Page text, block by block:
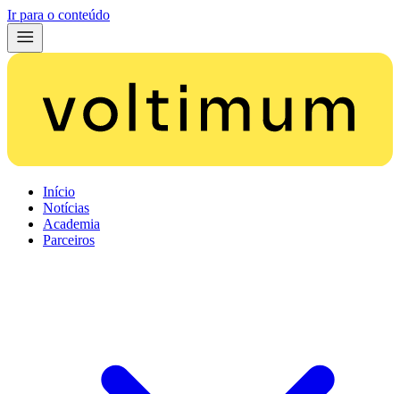
Ir para o conteúdo
Início
Notícias
Academia
Parceiros